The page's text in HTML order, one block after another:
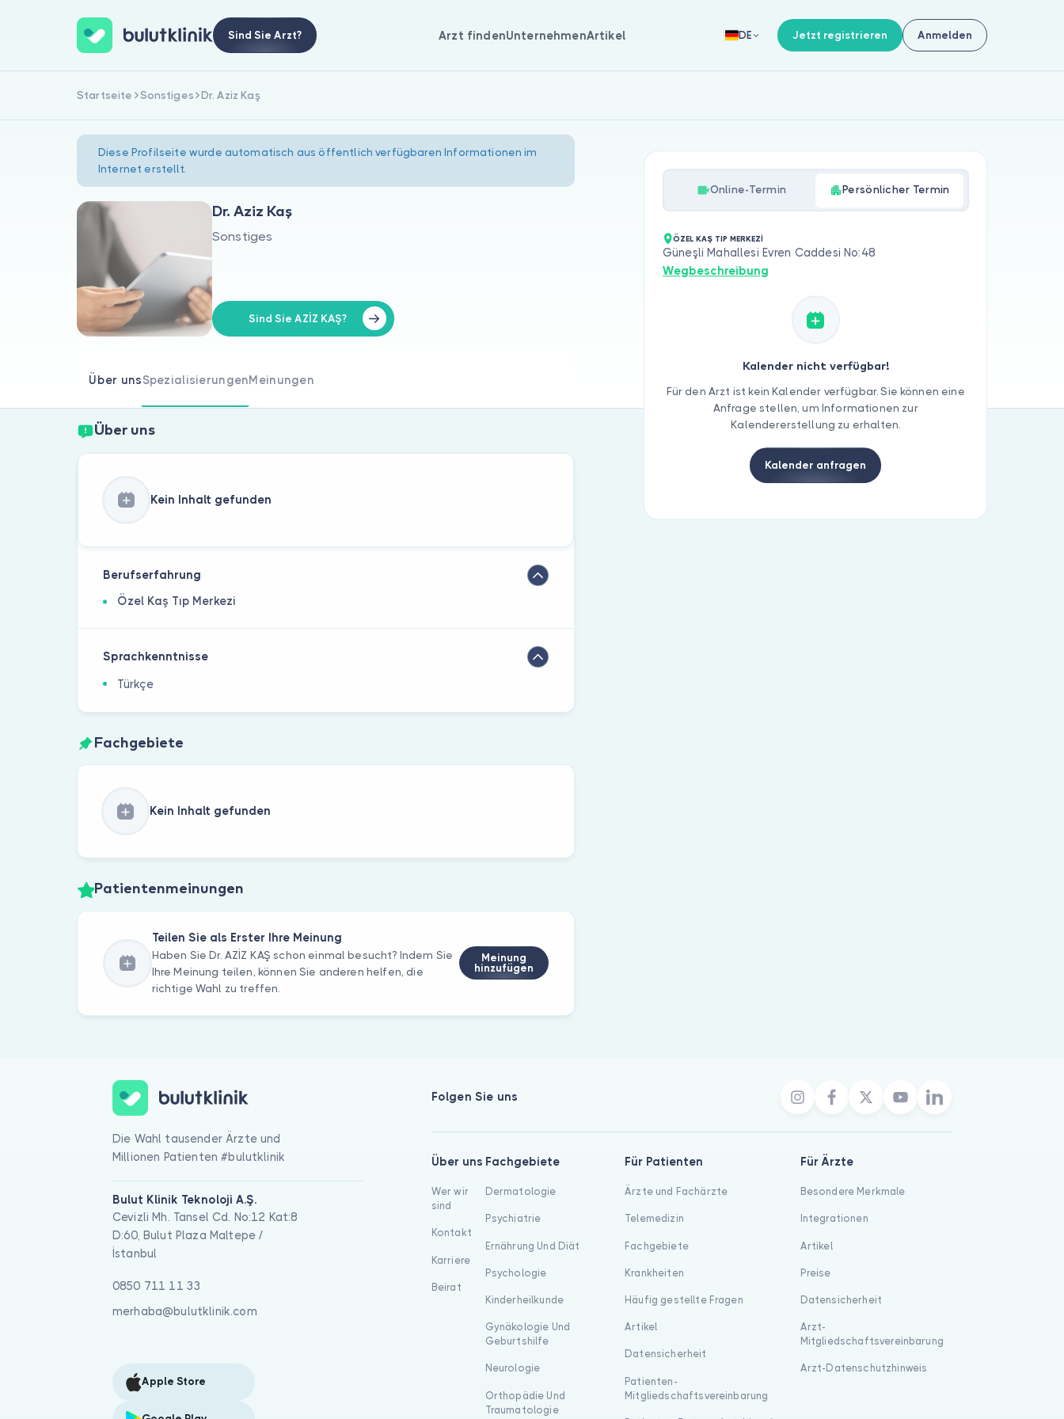
Sind Sie Arzt? Arzt findenUnternehmenArtikel DE Jetzt registrieren Anmelden
Startseite Sonstiges Dr. Aziz Kaş
Diese Profilseite wurde automatisch aus öffentlich verfügbaren Informationen im
Internet erstellt.
Dr. Aziz Kaş
Sonstiges
Sind Sie AZİZ KAŞ?
Über unsSpezialisierungenMeinungen
Über uns
Kein Inhalt gefunden
Berufserfahrung
Özel Kaş Tıp Merkezi
Sprachkenntnisse
Türkçe
Fachgebiete
Kein Inhalt gefunden
Patientenmeinungen
Teilen Sie als Erster Ihre Meinung
Haben Sie Dr. AZİZ KAŞ schon einmal besucht? Indem Sie
Ihre Meinung teilen, können Sie anderen helfen, die
richtige Wahl zu treffen.
Meinung
hinzufügen
Online-Termin Persönlicher Termin
ÖZEL KAŞ TIP MERKEZİ
Güneşli Mahallesi Evren Caddesi No:48
Wegbeschreibung
Kalender nicht verfügbar!
Für den Arzt ist kein Kalender verfügbar. Sie können eine
Anfrage stellen, um Informationen zur
Kalendererstellung zu erhalten.
Kalender anfragen
Die Wahl tausender Ärzte und
Millionen Patienten #bulutklinik
Bulut Klinik Teknoloji A.Ş.
Cevizli Mh. Tansel Cd. No:12 Kat:8
D:60, Bulut Plaza Maltepe /
İstanbul
0850 711 11 33
merhaba@bulutklinik.com
Apple Store
Folgen Sie uns
Über uns
Wer wir
sind
Kontakt
Karriere
Beirat
Fachgebiete
Dermatologie
Psychiatrie
Ernährung Und Diät
Psychologie
Kinderheilkunde
Gynäkologie Und
Geburtshilfe
Neurologie
Orthopädie Und
Traumatologie
Für Patienten
Ärzte und Fachärzte
Telemedizin
Fachgebiete
Krankheiten
Häufig gestellte Fragen
Artikel
Datensicherheit
Patienten-
Mitgliedschaftsvereinbarung
Für Ärzte
Besondere Merkmale
Integrationen
Artikel
Preise
Datensicherheit
Arzt-
Mitgliedschaftsvereinbarung
Arzt-Datenschutzhinweis